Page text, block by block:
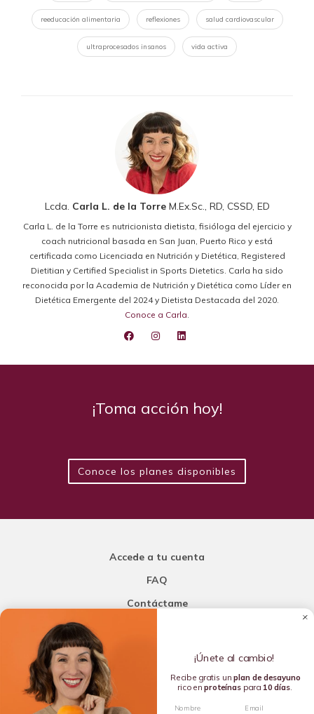
reeducación alimentaria reflexiones salud cardiovascular
ultraprocesados insanos vida activa
Lcda. Carla L. de la TorreM.Ex.Sc., RD, CSSD, ED
Carla L. de la Torre es nutricionista dietista, fisióloga del ejercicio y
coach nutricional basada en San Juan, Puerto Rico y está
certificada como Licenciada en Nutrición y Dietética, Registered
Dietitian y Certified Specialist in Sports Dietetics. Carla ha sido
reconocida por la Academia de Nutrición y Dietética como Líder en
Dietética Emergente del 2024 y Dietista Destacada del 2020.
Conoce a Carla.
¡Toma acción hoy!
Conoce los planes disponibles
Accede a tu cuenta
FAQ
Contáctame
Añade una porción de inteligencia a tu nutrición
Copyright © 2016-2026 Carla L. de la Torre. All rights reserved.
¡Únete al cambio!
Recibe gratis unplan de desayuno
rico enproteínaspara 10 días.